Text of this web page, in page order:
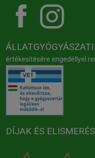
értékesítésére engedéllyel
DÍJAK ÉS